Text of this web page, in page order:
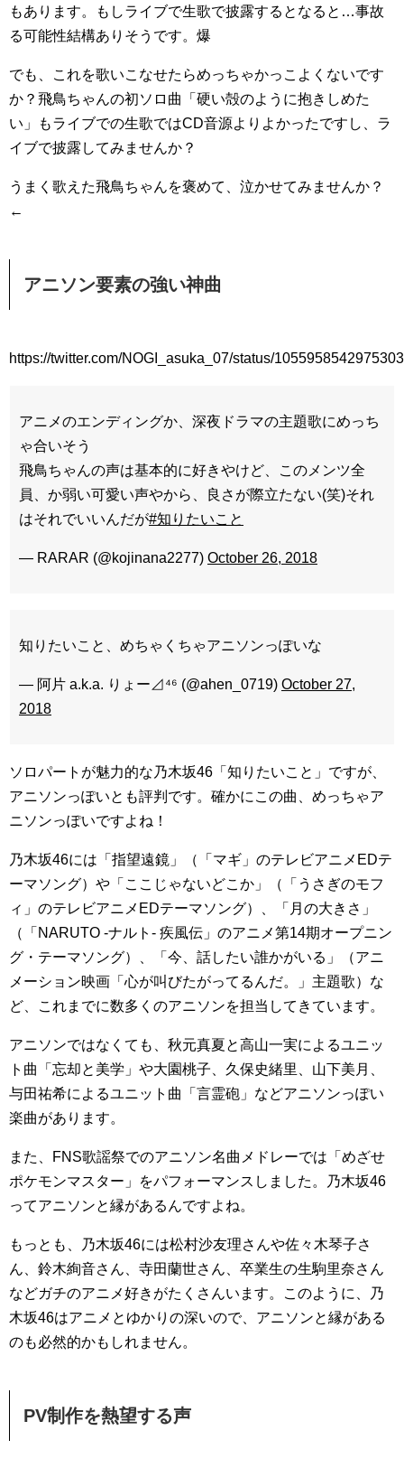
もあります。もしライブで生歌で披露するとなると…事故
る可能性結構ありそうです。爆
でも、これを歌いこなせたらめっちゃかっこよくないです
か？飛鳥ちゃんの初ソロ曲「硬い殻のように抱きしめた
い」もライブでの生歌ではCD音源よりよかったですし、ラ
イブで披露してみませんか？
うまく歌えた飛鳥ちゃんを褒めて、泣かせてみませんか？
←
アニソン要素の強い神曲
https://twitter.com/NOGI_asuka_07/status/
アニメのエンディングか、深夜ドラマの主題歌にめっち
ゃ合いそう
飛鳥ちゃんの声は基本的に好きやけど、このメンツ全
員、か弱い可愛い声やから、良さが際立たない(笑)それ
はそれでいいんだが#知りたいこと
— RARAR (@kojinana2277) October 26, 2018
知りたいこと、めちゃくちゃアニソンっぽいな
— 阿片 a.k.a. りょー⊿⁴⁶ (@ahen_0719) October 27,
2018
ソロパートが魅力的な乃木坂46「知りたいこと」ですが、
アニソンっぽいとも評判です。確かにこの曲、めっちゃア
ニソンっぽいですよね！
乃木坂46には「指望遠鏡」（「マギ」のテレビアニメEDテ
ーマソング）や「ここじゃないどこか」（「うさぎのモフ
ィ」のテレビアニメEDテーマソング）、「月の大きさ」
（「NARUTO -ナルト- 疾風伝」のアニメ第14期オープニン
グ・テーマソング）、「今、話したい誰かがいる」（アニ
メーション映画「心が叫びたがってるんだ。」主題歌）な
ど、これまでに数多くのアニソンを担当してきています。
アニソンではなくても、秋元真夏と高山一実によるユニッ
ト曲「忘却と美学」や大園桃子、久保史緒里、山下美月、
与田祐希によるユニット曲「言霊砲」などアニソンっぽい
楽曲があります。
また、FNS歌謡祭でのアニソン名曲メドレーでは「めざせ
ポケモンマスター」をパフォーマンスしました。乃木坂46
ってアニソンと縁があるんですよね。
もっとも、乃木坂46には松村沙友理さんや佐々木琴子さ
ん、鈴木絢音さん、寺田蘭世さん、卒業生の生駒里奈さん
などガチのアニメ好きがたくさんいます。このように、乃
木坂46はアニメとゆかりの深いので、アニソンと縁がある
のも必然的かもしれません。
PV制作を熱望する声